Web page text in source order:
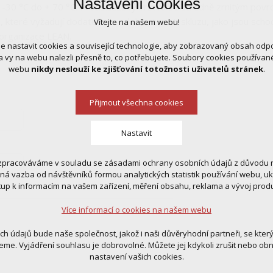
°C do + 70 °C. Protiskluzový vrstva se středně zrnitým
které vyžadují dodatečnou odolnost proti skluzu, jako jsou
LEAN.
Vítejte na našem webu!
nastavit cookies a související technologie, aby zobrazovaný obsah
vy na webu nalezli přesně to, co potřebujete. Soubory cookies
webu nikdy neslouží ke zjišťování totožnosti uživatelů stránek.
Přijmout všechna cookies
Nastavit
pro provozování webu
kontextu stránek (session): případná přihlášení, volby jazyka, apod.
pro anonymizované vyhodnocení návštěvnosti
cookies (Google, Ecomail, Sklik, Smartsupp, Heureka)
Více informací o cookies na našem webu
v souladu se zásadami ochrany osobních údajů z důvodu
vazba od návštěvníků formou analytických statistik používání webu,
k informacím na vašem zařízení, měření obsahu, reklama a vývoj
Více informací o cookies na našem webu
údajů bude naše společnost, jakož i naši důvěryhodní partneři, se
Vyjádření souhlasu je dobrovolné. Můžete jej kdykoli zrušit nebo
nastavení vašich cookies.